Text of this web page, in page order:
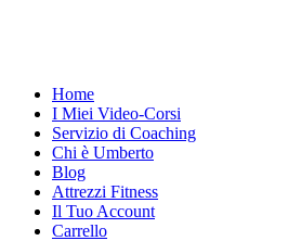
Home
I Miei Video-Corsi
Servizio di Coaching
Chi è Umberto
Blog
Attrezzi Fitness
Il Tuo Account
Carrello